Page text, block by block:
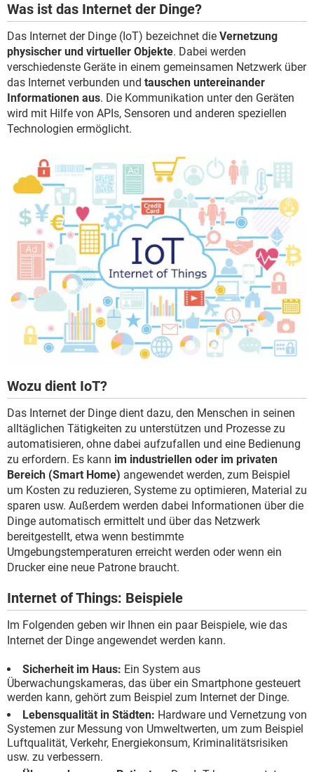
Was ist das Internet der Dinge?
Das Internet der Dinge (IoT) bezeichnet die Vernetzung
physischer und virtueller Objekte. Dabei werden
verschiedenste Geräte in einem gemeinsamen Netzwerk über
das Internet verbunden und tauschen untereinander
Informationen aus. Die Kommunikation unter den Geräten
wird mit Hilfe von APIs, Sensoren und anderen speziellen
Technologien ermöglicht.
Wozu dient IoT?
Das Internet der Dinge dient dazu, den Menschen in seinen
alltäglichen Tätigkeiten zu unterstützen und Prozesse zu
automatisieren, ohne dabei aufzufallen und eine Bedienung
zu erfordern. Es kann im industriellen oder im privaten
Bereich (Smart Home) angewendet werden, zum Beispiel
um Kosten zu reduzieren, Systeme zu optimieren, Material zu
sparen usw. Außerdem werden dabei Informationen über die
Dinge automatisch ermittelt und über das Netzwerk
bereitgestellt, etwa wenn bestimmte
Umgebungstemperaturen erreicht werden oder wenn ein
Drucker eine neue Patrone braucht.
Internet of Things: Beispiele
Im Folgenden geben wir Ihnen ein paar Beispiele, wie das
Internet der Dinge angewendet werden kann.
Sicherheit im Haus: Ein System aus
Überwachungskameras, das über ein Smartphone gesteuert
werden kann, gehört zum Beispiel zum Internet der Dinge.
Lebensqualität in Städten: Hardware und Vernetzung von
Systemen zur Messung von Umweltwerten, um zum Beispiel
Luftqualität, Verkehr, Energiekonsum, Kriminalitätsrisiken
usw. zu verbessern.